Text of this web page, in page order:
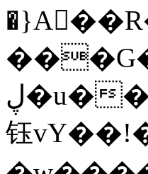
ڸ�u��y����2o�Gc���t!W���k+(���
钰